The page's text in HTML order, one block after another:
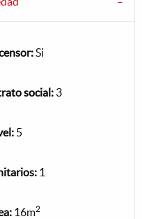
Si
social: 3
5
1
16m2